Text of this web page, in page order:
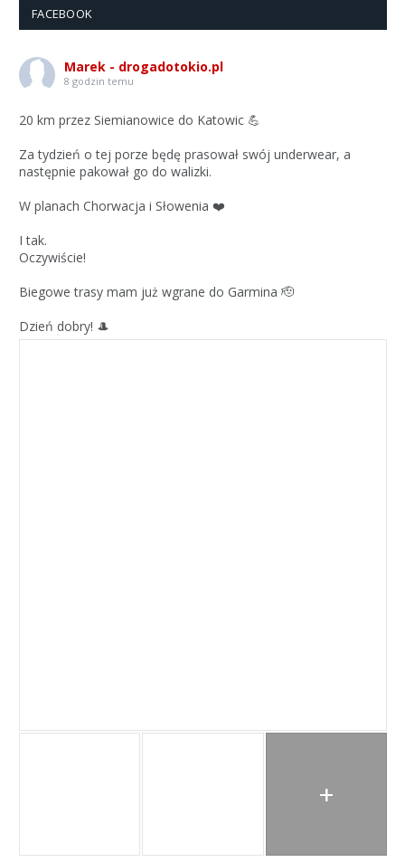
FACEBOOK
Marek - drogadotokio.pl
8 godzin temu
20 km przez Siemianowice do Katowic 💪
Za tydzień o tej porze będę prasował swój underwear, a
następnie pakował go do walizki.
W planach Chorwacja i Słowenia ❤️
I tak.
Oczywiście!
Biegowe trasy mam już wgrane do Garmina 🫡
Dzień dobry! 🎩
+